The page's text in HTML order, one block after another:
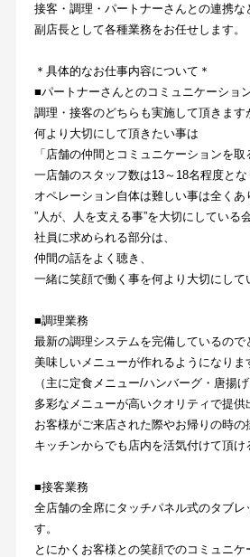
接客・調理・パートナーさんとの連携な
副店長として各種業務をお任せします。
＊具体的なお仕事内容について＊
■パートナーさんとのコミュニケーショ
調理・接客のどちらも実施して頂きます
何より大切にして頂きたい事は
「店舗の仲間とコミュニケーションを取
一店舗のスタッフ数は13～18名程度とな
オペレーション自体は難しい事は全くあ
”人が、人を支える事”を大切にしている
社員に求められる部分は、
仲間の話をよく聴き、
一緒に笑顔で働く事を何より大切にして
■調理業務
最新の調理システムを完備しているので
美味しいメニューが作れるようになりま
（主に定食メニュー/ハンバーグ・唐揚げ
多彩なメニューが高いクオリティで提供
お客様がご来店された際やお帰りの時の
キッチンからでも店内を活気付けて頂け
■接客業務
全店舗の全席にタッチパネル式のタブレ
す。
とにかくお客様との笑顔でのコミュニケ